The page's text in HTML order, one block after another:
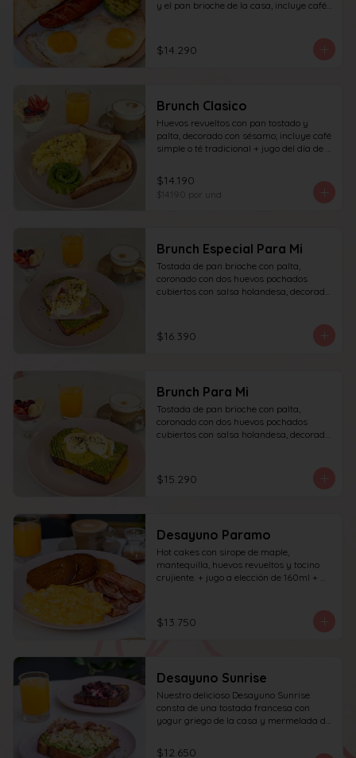
y el pan brioche de la casa, incluye café
$1.000 adicionales) + yogur griego con
granola y frutas de estación.
$14.290
Brunch Clasico
Huevos revueltos con pan tostado y
palta, decorado con sésamo; incluye café
simple o té tradicional + jugo del día de
$1.000 adicionales), + yogur griego con
granola y frutas de estación.
$14.190
$14.190 por und
Brunch Especial Para Mi
Tostada de pan brioche con palta,
coronado con dos huevos pochados
cubiertos con salsa holandesa, decorado
tocino) incluye café simple o té
tradicional (el café puede ser doble por
$16.390
Brunch Para Mi
Tostada de pan brioche con palta,
coronado con dos huevos pochados
cubiertos con salsa holandesa, decorado
$1.000 adicionales) + jugo del día de
160ml + yogur griego con granola y
$15.290
Desayuno Paramo
Hot cakes con sirope de maple,
mantequilla, huevos revueltos y tocino
crujiente. + jugo a elección de 160ml +
$13.750
Desayuno Sunrise
Nuestro delicioso Desayuno Sunrise
consta de una tostada francesa con
yogur griego de la casa y mermelada de
de pan blanco con palta molida, pasta de
$12.650